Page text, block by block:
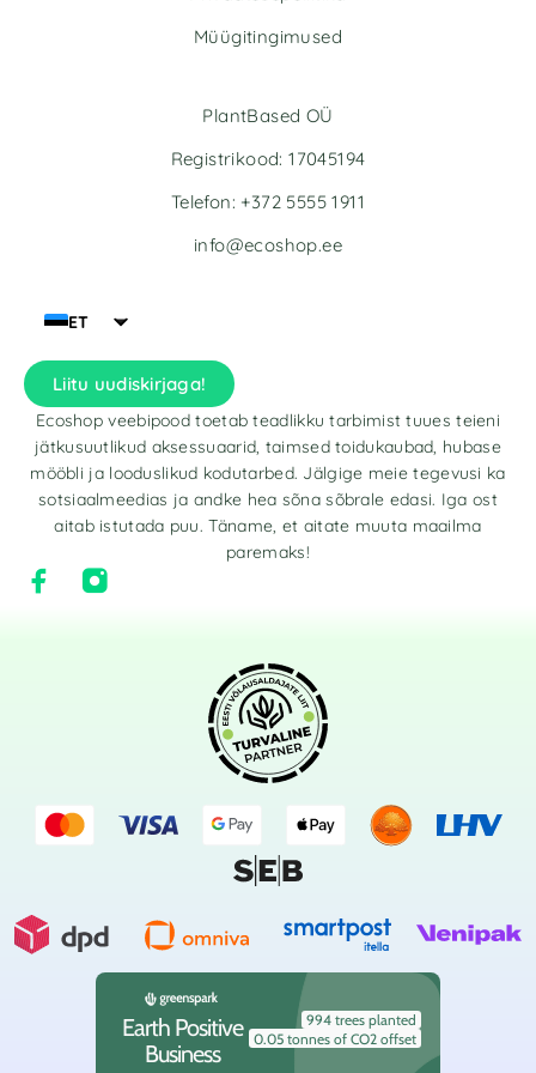
Müügitingimused
ET
Liitu uudiskirjaga!
Ecoshop veebipood toetab teadlikku tarbimist tuues teieni
jätkusuutlikud aksessuaarid, taimsed toidukaubad, hubase
mööbli ja looduslikud kodutarbed. Jälgige meie tegevusi ka
sotsiaalmeedias ja andke hea sõna sõbrale edasi. Iga ost
aitab istutada puu. Täname, et aitate muuta maailma
paremaks!
PlantBased OÜ
Registrikood: 17045194
Telefon: +372 5555 1911
info@ecoshop.ee
Earth Positive
Business
994 trees planted
0.05 tonnes of CO2 offset